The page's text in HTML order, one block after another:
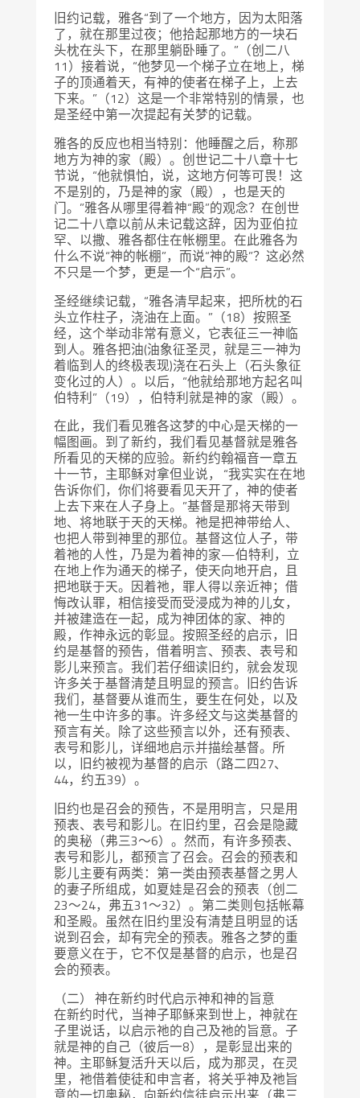
旧约记载，雅各“到了一个地方，因为太阳落
了，就在那里过夜；他拾起那地方的一块石
头枕在头下，在那里躺卧睡了。”（创二八
11）接着说，“他梦见一个梯子立在地上，梯
子的顶通着天，有神的使者在梯子上，上去
下来。”（12）这是一个非常特别的情景，也
是圣经中第一次提起有关梦的记载。
雅各的反应也相当特别：他睡醒之后，称那
地方为神的家（殿）。创世记二十八章十七
节说，“他就惧怕，说，这地方何等可畏！这
不是别的，乃是神的家（殿），也是天的
门。”雅各从哪里得着神“殿”的观念？在创世
记二十八章以前从未记载这辞，因为亚伯拉
罕、以撒、雅各都住在帐棚里。在此雅各为
什么不说“神的帐棚”，而说“神的殿”？这必然
不只是一个梦，更是一个“启示”。
圣经继续记载，“雅各清早起来，把所枕的石
头立作柱子，浇油在上面。”（18）按照圣
经，这个举动非常有意义，它表征三一神临
到人。雅各把油(油象征圣灵，就是三一神为
着临到人的终极表现)浇在石头上（石头象征
变化过的人）。以后，“他就给那地方起名叫
伯特利”（19），伯特利就是神的家（殿）。
在此，我们看见雅各这梦的中心是天梯的一
幅图画。到了新约，我们看见基督就是雅各
所看见的天梯的应验。新约约翰福音一章五
十一节，主耶稣对拿但业说， “我实实在在地
告诉你们，你们将要看见天开了，神的使者
上去下来在人子身上。”基督是那将天带到
地、将地联于天的天梯。祂是把神带给人、
也把人带到神里的那位。基督这位人子，带
着祂的人性，乃是为着神的家—伯特利，立
在地上作为通天的梯子，使天向地开启，且
把地联于天。因着祂，罪人得以亲近神；借
悔改认罪，相信接受而受浸成为神的儿女，
并被建造在一起，成为神团体的家、神的
殿，作神永远的彰显。按照圣经的启示，旧
约是基督的预告，借着明言、预表、表号和
影儿来预言。我们若仔细读旧约，就会发现
许多关于基督清楚且明显的预言。旧约告诉
我们，基督要从谁而生，要生在何处，以及
祂一生中许多的事。许多经文与这类基督的
预言有关。除了这些预言以外，还有预表、
表号和影儿，详细地启示并描绘基督。所
以，旧约被视为基督的启示（路二四27、
44，约五39）。
旧约也是召会的预告，不是用明言，只是用
预表、表号和影儿。在旧约里，召会是隐藏
的奥秘（弗三3～6）。然而，有许多预表、
表号和影儿，都预言了召会。召会的预表和
影儿主要有两类：第一类由预表基督之男人
的妻子所组成，如夏娃是召会的预表（创二
23～24，弗五31～32）。第二类则包括帐幕
和圣殿。虽然在旧约里没有清楚且明显的话
说到召会，却有完全的预表。雅各之梦的重
要意义在于，它不仅是基督的启示，也是召
会的预表。
（二） 神在新约时代启示神和神的旨意
在新约时代，当神子耶稣来到世上，神就在
子里说话，以启示祂的自己及祂的旨意。子
就是神的自己（彼后一8），是彰显出来的
神。主耶稣复活升天以后，成为那灵，在灵
里，祂借着使徒和申言者，将关乎神及祂旨